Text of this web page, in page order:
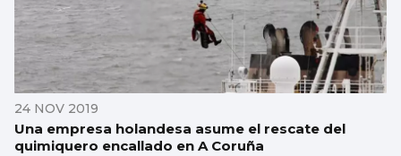
24 NOV 2019
Una empresa holandesa asume el rescate del
quimiquero encallado en A Coruña